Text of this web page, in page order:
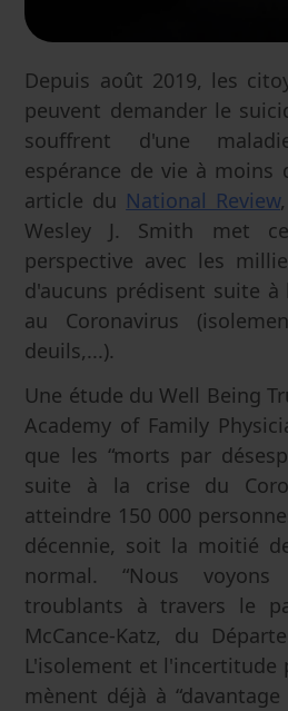
Depuis août 2019, les
peuvent demander le
souffrent d'une
espérance de vie à moins
article du National Review
Wesley J. Smith met
perspective avec les
d'aucuns prédisent suite
au Coronavirus
deuils,...).
Une étude du Well Being
Academy of Family
que les “morts par
suite à la crise du
atteindre 150 000
décennie, soit la moitié
normal. “Nous
troublants à travers le
McCance-Katz, du
L'isolement et l'incertitude
mènent déjà à